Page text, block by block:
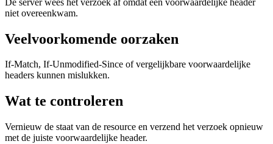
niet overeenkwam.
Veelvoorkomende oorzaken
If-Match, If-Unmodified-Since of vergelijkbare voorwaardelijke
headers kunnen mislukken.
Wat te controleren
Vernieuw de staat van de resource en verzend het verzoek opnieuw
met de juiste voorwaardelijke header.